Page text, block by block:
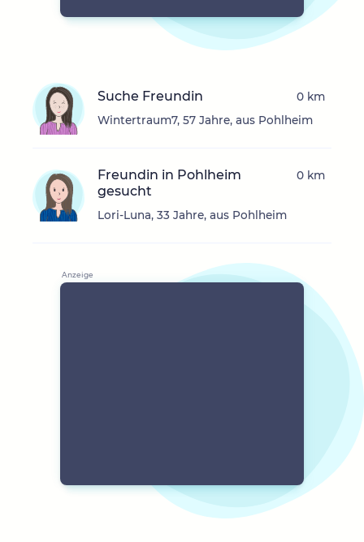
Suche Freundin
Wintertraum7, 57 Jahre, aus Pohlheim
0 km
Freundin in Pohlheim
gesucht
Lori-Luna, 33 Jahre, aus Pohlheim
0 km